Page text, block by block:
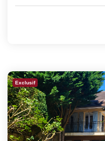
Exclusif